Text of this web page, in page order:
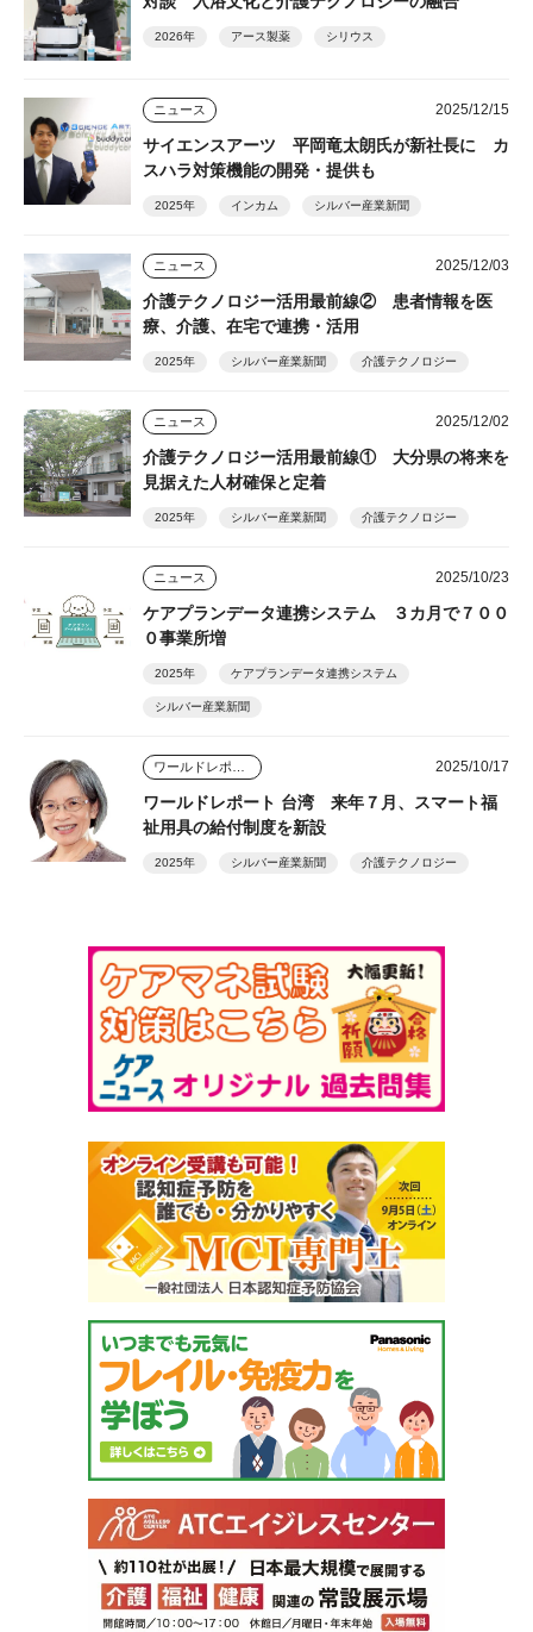
2026年 アース製薬 シリウス
ニュース 2025/12/15
サイエンスアーツ 平岡竜太朗氏が新社長に カ
スハラ対策機能の開発・提供も
2025年 インカム シルバー産業新聞
ニュース 2025/12/03
介護テクノロジー活用最前線② 患者情報を医
療、介護、在宅で連携・活用
2025年 シルバー産業新聞 介護テクノロジー
ニュース 2025/12/02
介護テクノロジー活用最前線① 大分県の将来を
見据えた人材確保と定着
2025年 シルバー産業新聞 介護テクノロジー
ニュース 2025/10/23
ケアプランデータ連携システム ３カ月で７００
０事業所増
2025年 ケアプランデータ連携システム
シルバー産業新聞
2025/10/17
ワールドレポート 台湾 来年７月、スマート福
祉用具の給付制度を新設
2025年 シルバー産業新聞 介護テクノロジー